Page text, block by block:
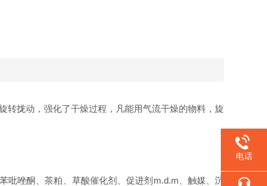
转拢动，强化了干燥过程，凡能用气流干燥的物料，旋
唑酮、茶粕、草酸催化剂、促进剂m.d.m、触媒、沉
电话